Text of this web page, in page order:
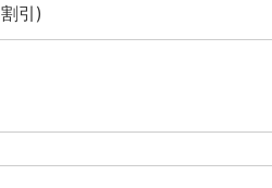
引)